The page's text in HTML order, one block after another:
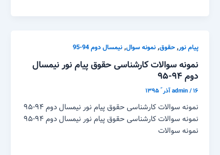
پیام نور,حقوق,نمونه سوال,نیمسال دوم 94-95
نمونه سوالات کارشناسی حقوق پیام نور نیمسال
دوم ۹۴-۹۵
admin/۱۶ آذر ّ ۱۳۹۵
نمونه سوالات کارشناسی حقوق پیام نور نیمسال دوم ۹۴-۹۵
نمونه سوالات کارشناسی حقوق پیام نور نیمسال دوم ۹۴-۹۵
نمونه سوالات